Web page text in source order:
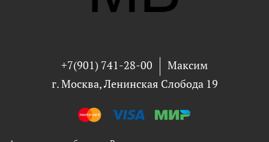
+7(901) 741-28-00
Максим
г. Москва, Ленинская Слобода 19